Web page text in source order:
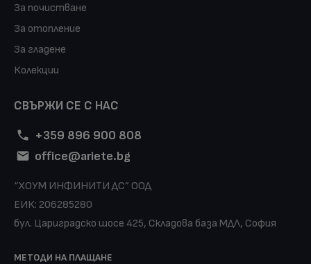
За почистване
За отопление
За гладене
Колекции
СВЪРЖИ СЕ С НАС
+359 896 900 808
office@ariete.bg
“ХОУМ ИНФИНИТИ ДС” ООД
ЕИК: 206285280
бул. Цариградско шосе 425, Складова база МДЛ, София
МЕТОДИ НА ПЛАЩАНЕ